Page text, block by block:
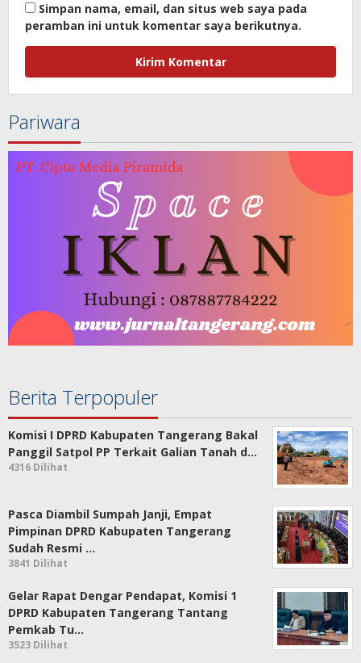
Simpan nama, email, dan situs web saya pada
peramban ini untuk komentar saya berikutnya.
Pariwara
Berita Terpopuler
Komisi I DPRD Kabupaten Tangerang Bakal
Panggil Satpol PP Terkait Galian Tanah d…
4316 Dilihat
Pasca Diambil Sumpah Janji, Empat
Pimpinan DPRD Kabupaten Tangerang
Sudah Resmi …
3841 Dilihat
Gelar Rapat Dengar Pendapat, Komisi 1
DPRD Kabupaten Tangerang Tantang
Pemkab Tu…
3523 Dilihat